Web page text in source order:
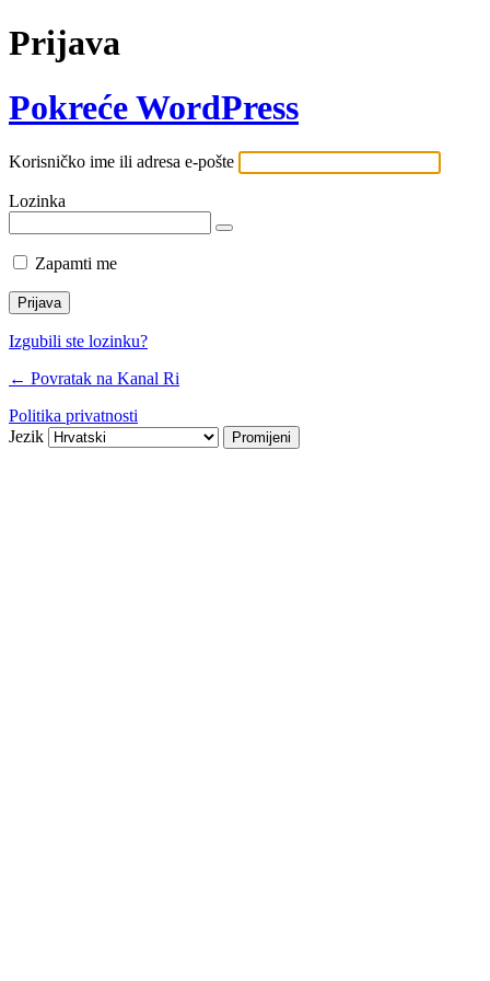
Prijava
Pokreće WordPress
Korisničko ime ili adresa e-pošte
Lozinka
Zapamti me
Izgubili ste lozinku?
← Povratak na Kanal Ri
Politika privatnosti
Jezik